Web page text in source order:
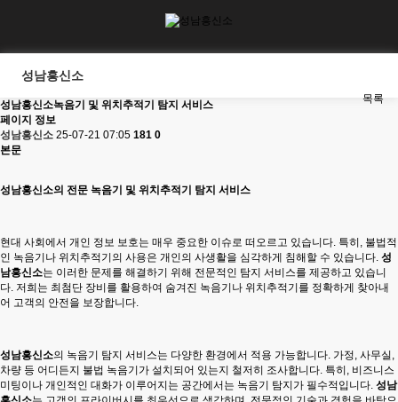
성남흥신소
목록
성남흥신소녹음기 및 위치추적기 탐지 서비스
페이지 정보
성남흥신소 25-07-21 07:05 181 0
본문
성남흥신소의 전문 녹음기 및 위치추적기 탐지 서비스
현대 사회에서 개인 정보 보호는 매우 중요한 이슈로 떠오르고 있습니다. 특히, 불법적
인 녹음기나 위치추적기의 사용은 개인의 사생활을 심각하게 침해할 수 있습니다. 성
남흥신소는 이러한 문제를 해결하기 위해 전문적인 탐지 서비스를 제공하고 있습니
다. 저희는 최첨단 장비를 활용하여 숨겨진 녹음기나 위치추적기를 정확하게 찾아내
어 고객의 안전을 보장합니다.
성남흥신소의 녹음기 탐지 서비스는 다양한 환경에서 적용 가능합니다. 가정, 사무실,
차량 등 어디든지 불법 녹음기가 설치되어 있는지 철저히 조사합니다. 특히, 비즈니스
미팅이나 개인적인 대화가 이루어지는 공간에서는 녹음기 탐지가 필수적입니다. 성남